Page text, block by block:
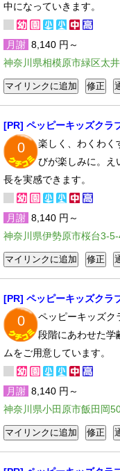
中になっていきます。
月謝 8,140 円～
神奈川県相模原市緑区太
[PR] ペッピーキッズクラ
0
楽しく、わくわく
びが楽しみに。え
長を実感できます。
月謝 8,140 円～
神奈川県伊勢原市桜台3-
[PR] ペッピーキッズクラ
0
ペッピーキッズク
段階にあわせた学
ムをご用意しています。
月謝 8,140 円～
神奈川県小田原市飯田岡